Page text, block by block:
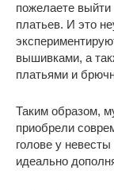
пожелаете
платьев. И это
вышивками, а
платьями и
Таким образом,
приобрели
голове у
идеально